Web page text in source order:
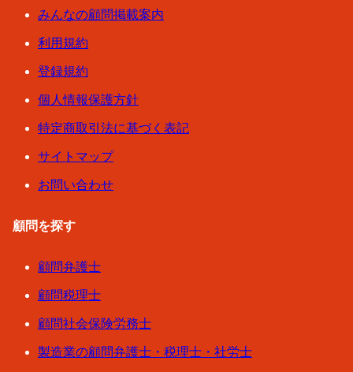
みんなの顧問掲載案内
利用規約
登録規約
個人情報保護方針
特定商取引法に基づく表記
サイトマップ
お問い合わせ
顧問を探す
顧問弁護士
顧問税理士
顧問社会保険労務士
製造業の顧問弁護士・税理士・社労士